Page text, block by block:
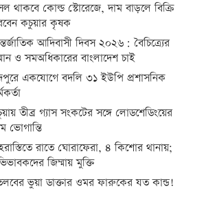
থাকবে কোল্ড স্টোরেজে, দাম বাড়লে বিক্রি
কচুয়ার কৃষক
আদিবাসী দিবস ২০২৬: বৈচিত্র্যের
ও সমঅধিকারের বাংলাদেশ চাই
একযোগে বদলি ৩১ ইউপি প্রশাসনিক
তীব্র গ্যাস সংকটের সঙ্গে লোডশেডিংয়ের
ভোগান্তি
রাতে ঘোরাফেরা, ৪ কিশোর থানায়;
জিম্মায় মুক্তি
ভুয়া ডাক্তার ওমর ফারুকের যত কান্ড!